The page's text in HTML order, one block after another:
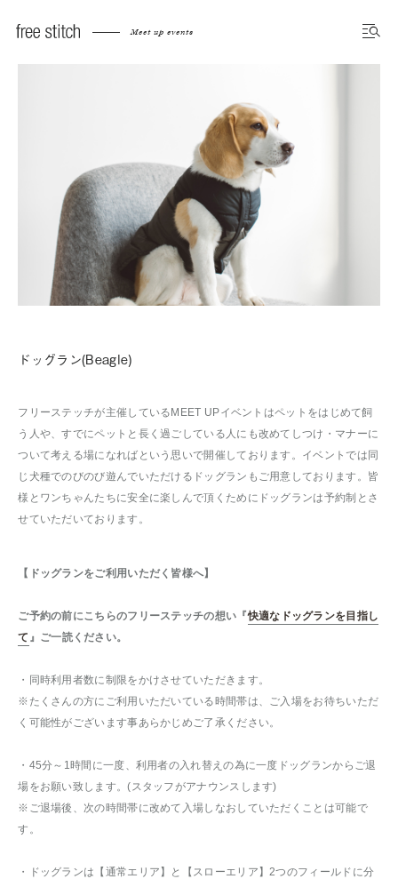
Meet up events
ドッグラン(Beagle)
フリーステッチが主催しているMEET UPイベントはペットをはじめて飼
う人や、すでにペットと長く過ごしている人にも改めてしつけ・マナーに
ついて考える場になればという思いで開催しております。イベントでは同
じ犬種でのびのび遊んでいただけるドッグランもご用意しております。皆
様とワンちゃんたちに安全に楽しんで頂くためにドッグランは予約制とさ
せていただいております。
【ドッグランをご利用いただく皆様へ】
ご予約の前にこちらのフリーステッチの想い『快適なドッグランを目指し
て 』ご一読ください。
・同時利用者数に制限をかけさせていただきます。
※たくさんの方にご利用いただいている時間帯は、ご入場をお待ちいただ
く可能性がございます事あらかじめご了承ください。
・45分～1時間に一度、利用者の入れ替えの為に一度ドッグランからご退
場をお願い致します。(スタッフがアナウンスします)
※ご退場後、次の時間帯に改めて入場しなおしていただくことは可能で
す。
・ドッグランは【通常エリア】と【スローエリア】2つのフィールドに分